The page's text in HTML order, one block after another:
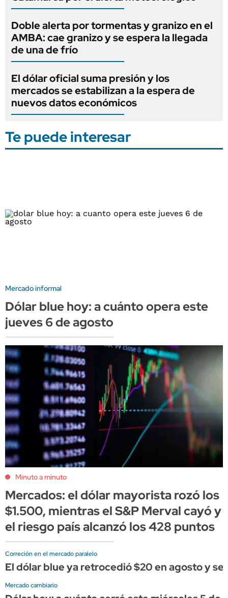
Doble alerta por tormentas y granizo en el
AMBA: cae granizo y se espera la llegada
de una de frío
El dólar oficial suma presión y los
mercados se estabilizan a la espera de
nuevos datos económicos
Te puede interesar
Mercado informal
Dólar blue hoy: a cuánto opera este
jueves 6 de agosto
Minuto a minuto
Mercados: el dólar mayorista rozó los
$1.500, mientras el S&P Merval cayó y
el riesgo país alcanzó los 428 puntos
Correción en el mercado paralelo
El dólar blue ya retrocedió $20 en agosto y
Mercado cambiario